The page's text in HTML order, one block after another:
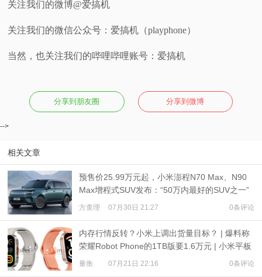
关注我们的微博@爱搞机
关注我们的微信公众号：爱搞机（playphone）
当然，也关注我们的哔哩哔哩账号：爱搞机
分享到朋友圈 分享到微博
-->
相关文章
预售价25.99万元起，小米澎程N70 Max、N90
Max增程式SUV发布：“50万内最好的SUV之一”
方查理 07月30日 21:27 0条评论
内存行情反转？小米上调出货量目标？ | 爆料称
荣耀Robot Phone的1TB版要1.6万元 | 小米平板
9、REDMI Watch 6现身
量衡 07月21日 22:16 0条评论